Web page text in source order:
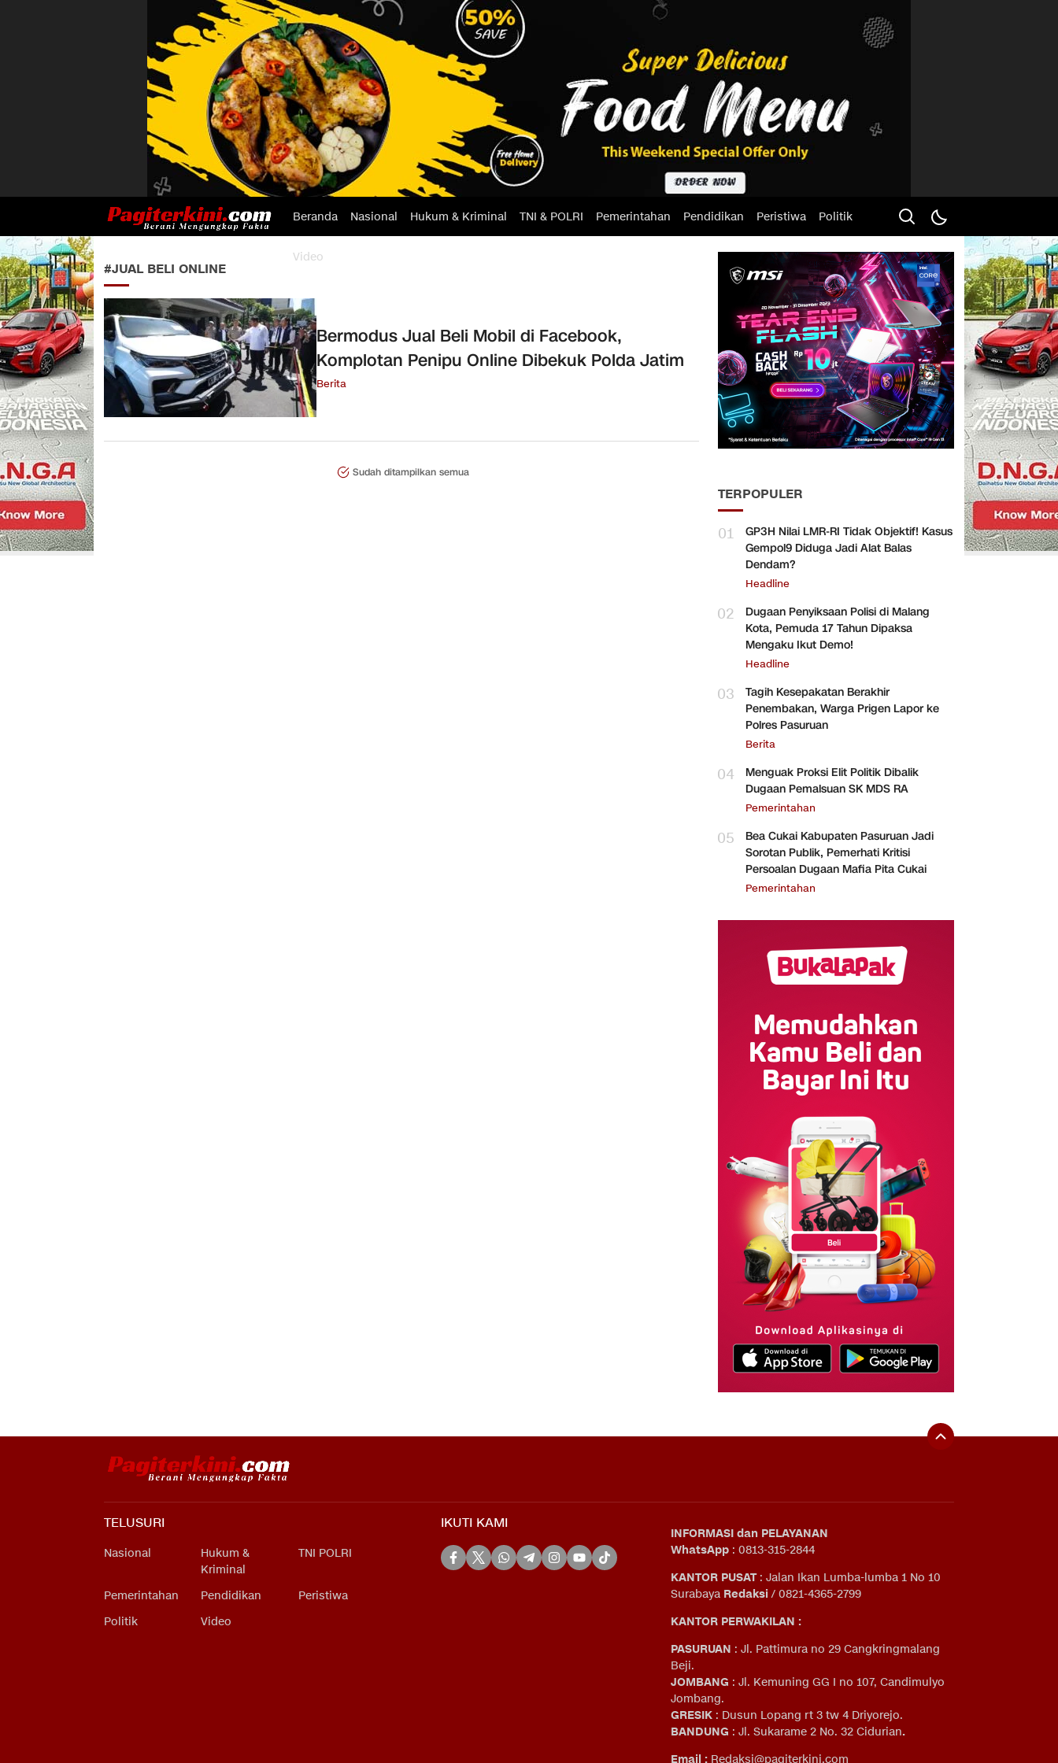
Beranda Nasional Hukum & Kriminal TNI & POLRI Pemerintahan Pendidikan Peristiwa Politik
Video
#JUAL BELI ONLINE
Bermodus Jual Beli Mobil di Facebook,
Komplotan Penipu Online Dibekuk Polda Jatim
Berita
Sudah ditampilkan semua
TERPOPULER
01
GP3H Nilai LMR-RI Tidak Objektif! Kasus
Gempol9 Diduga Jadi Alat Balas
Dendam?
Headline
02
Dugaan Penyiksaan Polisi di Malang
Kota, Pemuda 17 Tahun Dipaksa
Mengaku Ikut Demo!
Headline
03
Tagih Kesepakatan Berakhir
Penembakan, Warga Prigen Lapor ke
Polres Pasuruan
Berita
04
Menguak Proksi Elit Politik Dibalik
Dugaan Pemalsuan SK MDS RA
Pemerintahan
05
Bea Cukai Kabupaten Pasuruan Jadi
Sorotan Publik, Pemerhati Kritisi
Persoalan Dugaan Mafia Pita Cukai
Pemerintahan
TELUSURI
Nasional
Hukum &
Kriminal
TNI POLRI
Pemerintahan Pendidikan
Peristiwa
Politik
Video
IKUTI KAMI
INFORMASI dan PELAYANAN
WhatsApp : 0813-315-2844
KANTOR PUSAT: Jalan Ikan Lumba-lumba 1 No 10
Surabaya Redaksi / 0821-4365-2799
KANTOR PERWAKILAN :
PASURUAN : Jl. Pattimura no 29 Cangkringmalang
Beji.
JOMBANG : Jl. Kemuning GG I no 107, Candimulyo
Jombang.
GRESIK : Dusun Lopang rt 3 tw 4 Driyorejo.
BANDUNG : Jl. Sukarame 2 No. 32 Cidurian.
Email : Redaksi@pagiterkini.com